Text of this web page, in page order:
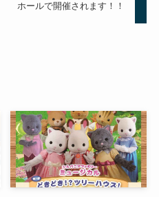
ホールで開催されます！！